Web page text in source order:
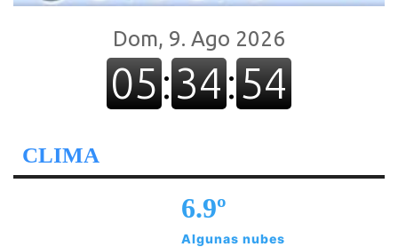
CLIMA
6.9º
Algunas nubes